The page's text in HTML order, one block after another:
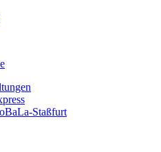
Staßfurt